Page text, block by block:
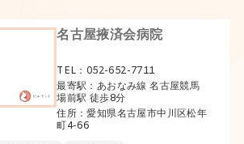
名古屋掖済会病院
TEL：052-652-7711
最寄駅：あおなみ線 名古屋競馬
場前駅 徒歩8分
住所：愛知県名古屋市中川区松年
町4-66